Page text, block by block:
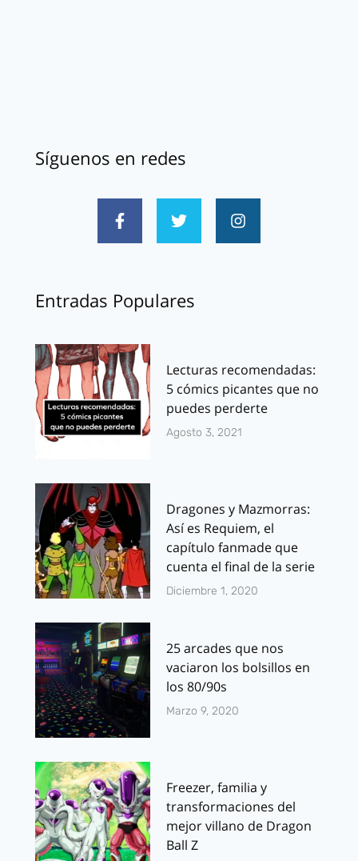
Síguenos en redes
Entradas Populares
Lecturas recomendadas:
5 cómics picantes que no
puedes perderte
Agosto 3, 2021
Dragones y Mazmorras:
Así es Requiem, el
capítulo fanmade que
cuenta el final de la serie
Diciembre 1, 2020
25 arcades que nos
vaciaron los bolsillos en
los 80/90s
Marzo 9, 2020
Freezer, familia y
transformaciones del
mejor villano de Dragon
Ball Z